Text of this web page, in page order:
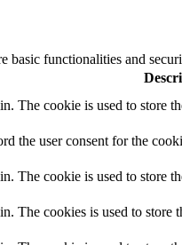
basic functionalities and
The cookie is used to store
the user consent for the
The cookie is used to store
The cookies is used to store